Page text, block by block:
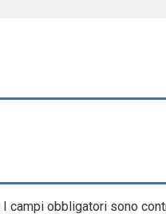
I campi obbligatori sono